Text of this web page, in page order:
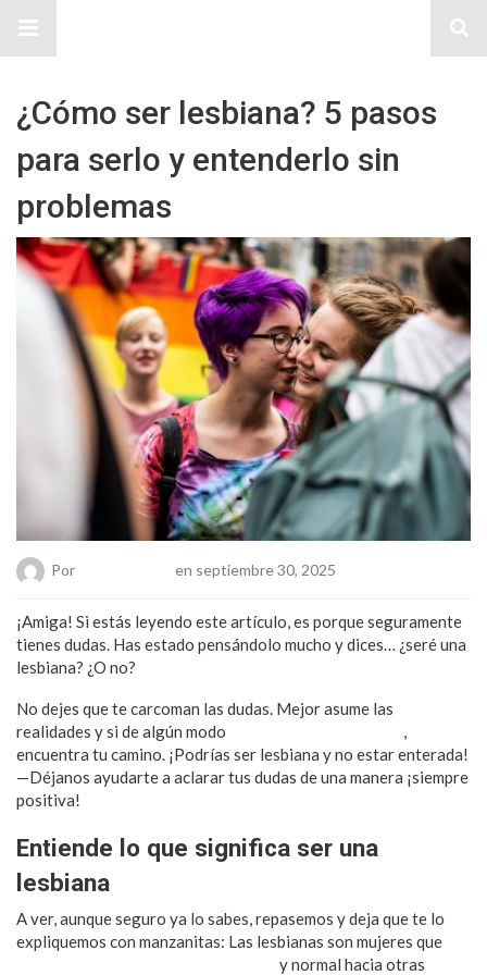
¿Cómo ser lesbiana? 5 pasos
para serlo y entenderlo sin
problemas
Por en septiembre 30, 2025
¡Amiga! Si estás leyendo este artículo, es porque seguramente
tienes dudas. Has estado pensándolo mucho y dices… ¿seré una
lesbiana? ¿O no?
No dejes que te carcoman las dudas. Mejor asume las
realidades y si de algún modo
,
encuentra tu camino. ¡Podrías ser lesbiana y no estar enterada!
—Déjanos ayudarte a aclarar tus dudas de una manera ¡siempre
positiva!
Entiende lo que significa ser una
lesbiana
A ver, aunque seguro ya lo sabes, repasemos y deja que te lo
expliquemos con manzanitas: Las lesbianas son mujeres que
y normal hacia otras